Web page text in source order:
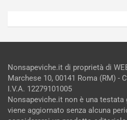
Nonsapeviche.it di proprietà di
Marchese 10, 00141 Roma (RM) -
I.V.A. 12279101005
Nonsapeviche.it non è una
viene aggiornato senza alcuna